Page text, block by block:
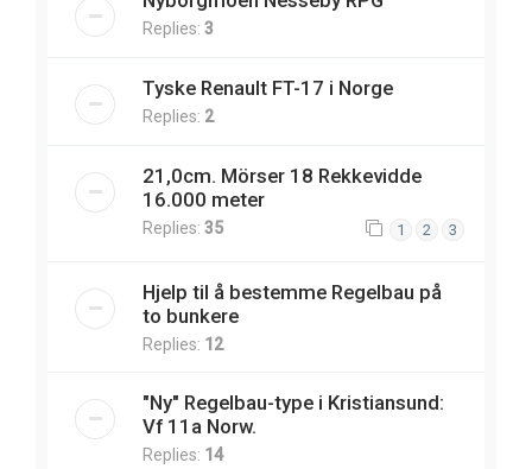
Replies: 3
Tyske Renault FT-17 i Norge
Replies: 2
21,0cm. Mörser 18 Rekkevidde
16.000 meter
Replies: 35 1 2 3
Hjelp til å bestemme Regelbau på
to bunkere
Replies: 12
"Ny" Regelbau-type i Kristiansund:
Vf 11a Norw.
Replies: 14